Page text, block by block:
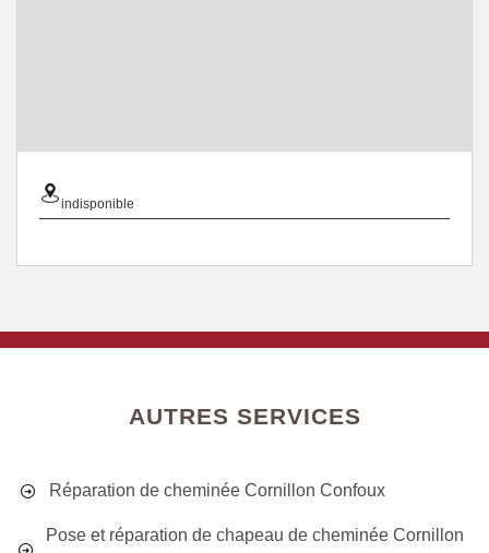
indisponible
AUTRES SERVICES
Réparation de cheminée Cornillon Confoux
Pose et réparation de chapeau de cheminée Cornillon